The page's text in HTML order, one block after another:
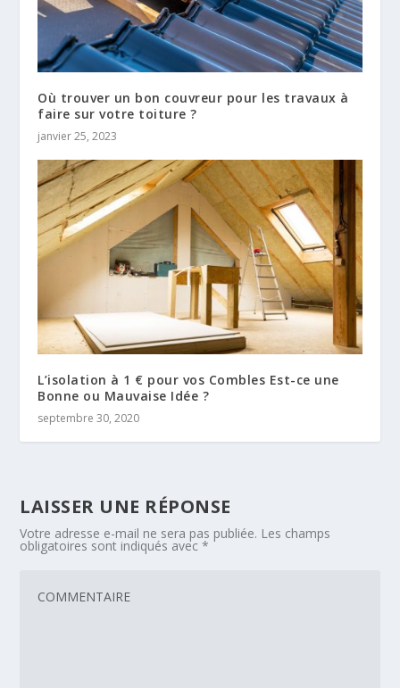
Où trouver un bon couvreur pour les travaux à
faire sur votre toiture ?
janvier 25, 2023
L’isolation à 1 € pour vos Combles Est-ce une
Bonne ou Mauvaise Idée ?
septembre 30, 2020
LAISSER UNE RÉPONSE
Votre adresse e-mail ne sera pas publiée. Les champs
obligatoires sont indiqués avec*